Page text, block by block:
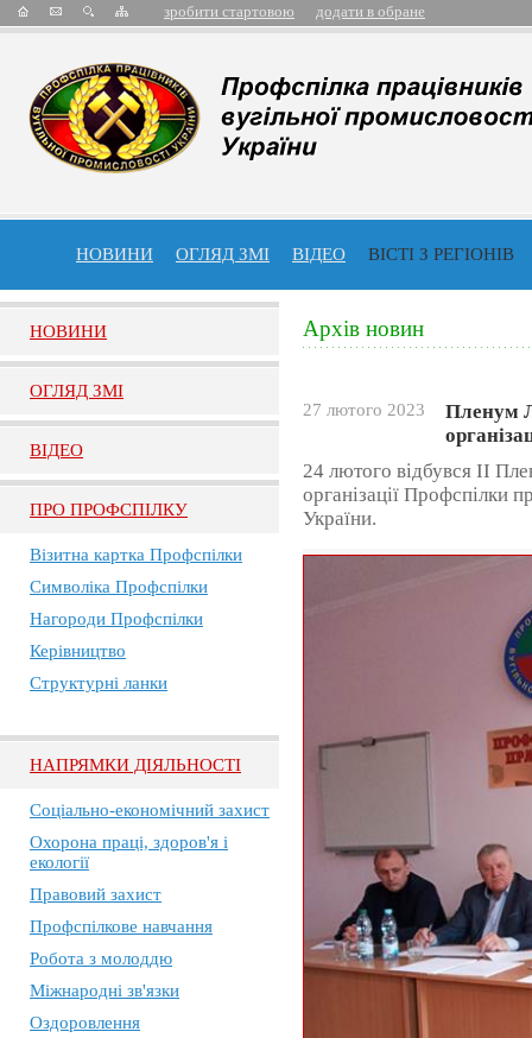
зробити стартовою додати в обране
НОВИНИ ОГЛЯД ЗМІ ВІДЕО ВІСТІ З РЕГІОНІВ
НОВИНИ
ОГЛЯД ЗМI
ВIДЕО
ПРО ПРОФСПIЛКУ
Візитна картка Профспілки
Символіка Профспілки
Нагороди Профспілки
Керівництво
Структурні ланки
НАПРЯМКИ ДІЯЛЬНОСТІ
Соціально-економічний захист
Охорона праці, здоров'я і
екології
Правовий захист
Профспілкове навчання
Робота з молоддю
Міжнародні зв'язки
Оздоровлення
Архів новин
27 лютого 2023
Пленум
24 лютого відбувся ІІ
організації Профспілки
України.